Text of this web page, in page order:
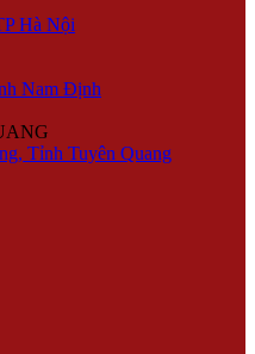
Hà Nội
Nam Định
Tỉnh Tuyên Quang